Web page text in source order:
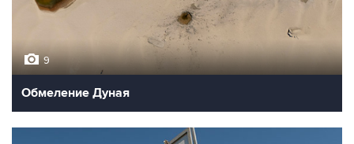
9
Обмеление Дуная